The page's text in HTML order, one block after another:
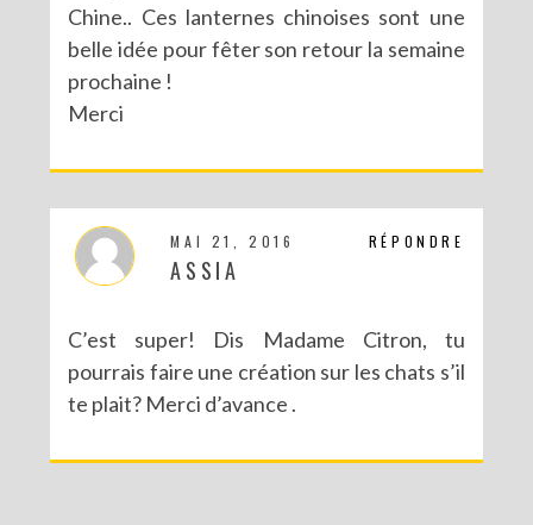
Chine.. Ces lanternes chinoises sont une
belle idée pour fêter son retour la semaine
prochaine !
Merci
RÉPONDRE
MAI 21, 2016
ASSIA
C’est super! Dis Madame Citron, tu
pourrais faire une création sur les chats s’il
te plait? Merci d’avance .